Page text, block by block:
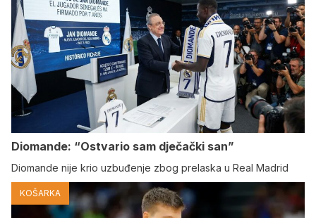
Diomande: “Ostvario sam dječački san”
Diomande nije krio uzbuđenje zbog prelaska u Real Madrid
KOŠARKA